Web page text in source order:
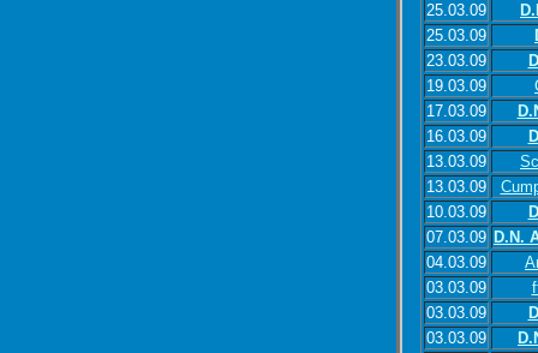
25.03.09
25.03.09
23.03.09
19.03.09
17.03.09
16.03.09
13.03.09
13.03.09
10.03.09
07.03.09 D.N.
04.03.09
03.03.09
03.03.09
03.03.09